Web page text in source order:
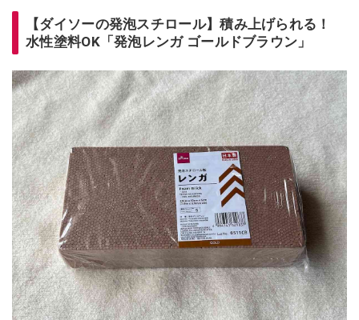
【ダイソーの発泡スチロール】積み上げられる！
水性塗料OK「発泡レンガ ゴールドブラウン」